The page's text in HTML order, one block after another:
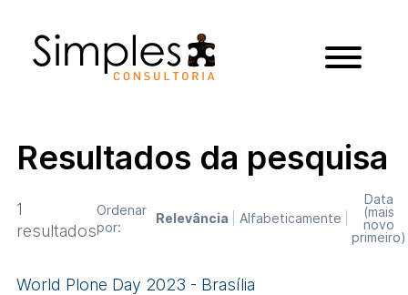
Resultados da pesquisa
1
resultados
Ordenar
por:
Relevância Alfabeticamente
Data
(mais
novo
primeiro)
World Plone Day 2023 - Brasília